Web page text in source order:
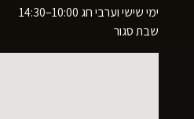
ימי שישי וערבי חג 10:00–14:30
שבת סגור